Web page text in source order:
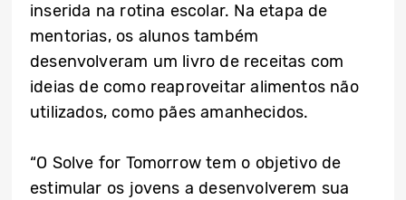
inserida na rotina escolar. Na etapa de
mentorias, os alunos também
desenvolveram um livro de receitas com
ideias de como reaproveitar alimentos não
utilizados, como pães amanhecidos.
“O Solve for Tomorrow tem o objetivo de
estimular os jovens a desenvolverem sua